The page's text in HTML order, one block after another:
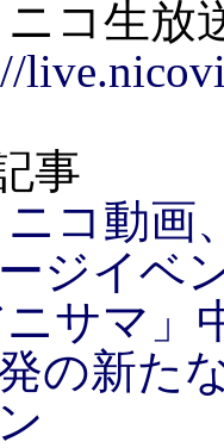
コ生放
事
コ動画
ジイベ
ニサマ
の新た